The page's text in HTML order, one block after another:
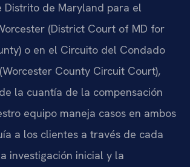
Distrito de Maryland para el
(District Court of MD for
o en el Circuito del Condado
County Circuit Court),
la cuantía de la compensación
equipo maneja casos en ambos
a los clientes a través de cada
investigación inicial y la